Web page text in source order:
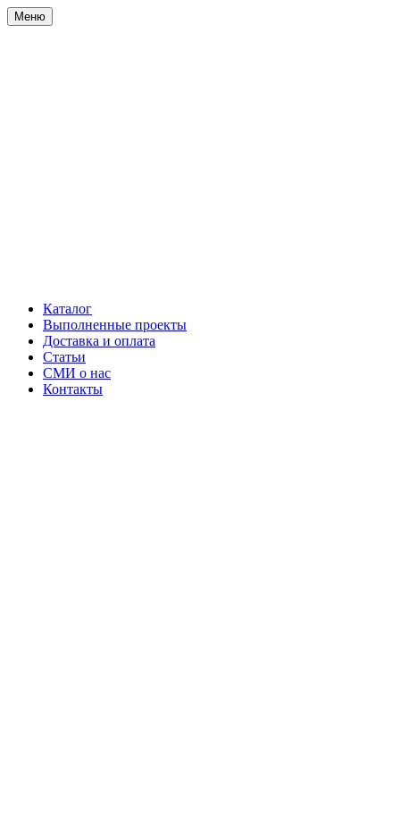
Меню
Каталог
Выполненные проекты
Доставка и оплата
Статьи
СМИ о нас
Контакты